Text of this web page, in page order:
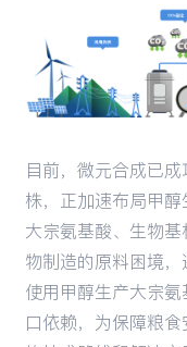
目前，微元合成已
株，正加速布局甲
大宗氨基酸、生物
物制造的原料困境，
使用甲醇生产大宗
口依赖，为保障粮